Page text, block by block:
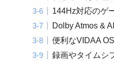
144Hz対応のゲ
Dolby Atmos &
便利なVIDAA
録画やタイムシ